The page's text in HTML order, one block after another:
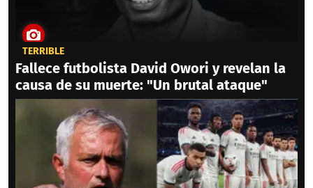
TERRIBLE
Fallece futbolista David Owori y revelan la
causa de su muerte: "Un brutal ataque"